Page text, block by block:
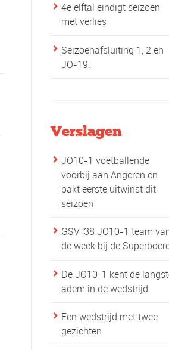
4e elftal eindigt seizoen
met verlies
Seizoenafsluiting 1, 2 en
JO-19.
Verslagen
JO10-1 voetballende
voorbij aan Angeren en
pakt eerste uitwinst dit
seizoen
GSV '38 JO10-1 team
de week bij de
De JO10-1 kent de
adem in de wedstrijd
Een wedstrijd met twee
gezichten